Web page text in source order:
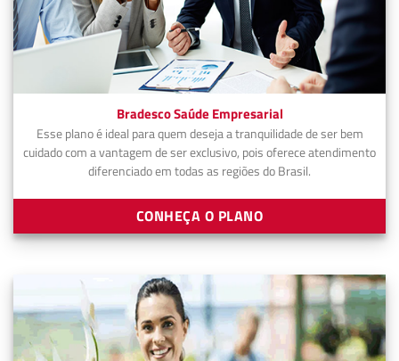
Bradesco Saúde Empresarial
Esse plano é ideal para quem deseja a tranquilidade de ser bem
cuidado com a vantagem de ser exclusivo, pois oferece atendimento
diferenciado em todas as regiões do Brasil.
CONHEÇA O PLANO